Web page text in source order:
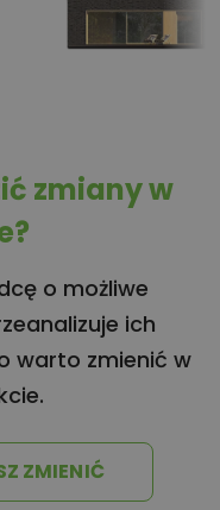
zmiany w
o możliwe
ich
warto zmienić w
ZMIENIĆ